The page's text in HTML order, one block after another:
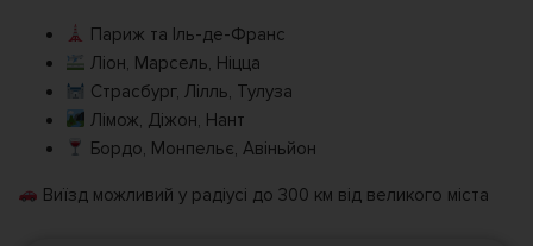
Париж та Іль-де-Франс
Ліон, Марсель, Ніцца
Страсбург, Лілль, Тулуза
Лімож, Діжон, Нант
Бордо, Монпельє, Авіньйон
Виїзд можливий у радіусі до 300 км від великого міста